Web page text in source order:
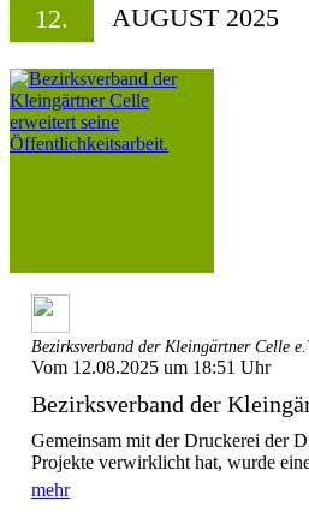
12. AUGUST 2025
Bezirksverband der Kleingärtner Celle
Vom 12.08.2025 um 18:51 Uhr
Bezirksverband der
Gemeinsam mit der Druckerei der
Projekte verwirklicht hat, wurde
mehr